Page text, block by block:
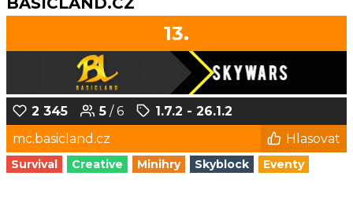
13.
2 345 5 / 6
1.7.2 - 26.1.2
mc.basicland.cz
Hlasovat
Survival Creative Minihry Skyblock Eventy